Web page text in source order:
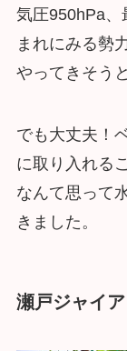
気圧950hPa、
まれにみる勢
やってきそう
でも大丈夫！
に取り入れる
なんて思って
きました。
瀬戸ジャイ